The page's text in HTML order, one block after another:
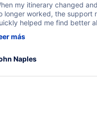
my itinerary changed
longer worked, the support
helped me find better
to resolve the issue.
más
Naples